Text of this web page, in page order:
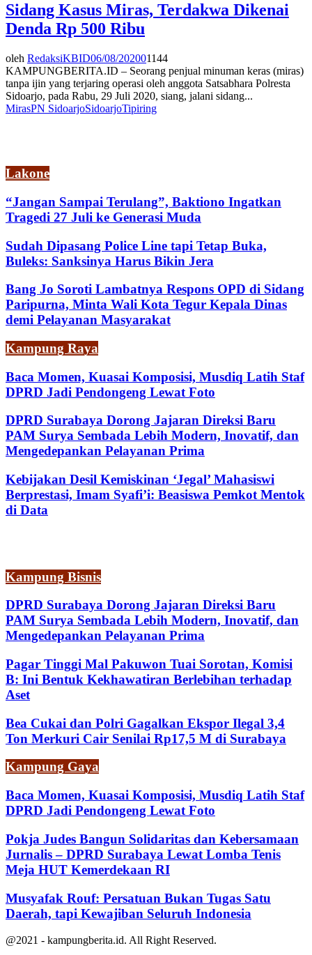
Sidang Kasus Miras, Terdakwa Dikenai
Denda Rp 500 Ribu
oleh RedaksiKBID06/08/202001144
KAMPUNGBERITA.ID – Seorang penjual minuman keras (miras)
tanpa ijin yang terjaring operasi oleh anggota Satsabhara Polresta
Sidoarjo, pada Rabu, 29 Juli 2020, siang, jalani sidang...
MirasPN SidoarjoSidoarjoTipiring
Lakone
“Jangan Sampai Terulang”, Baktiono Ingatkan
Tragedi 27 Juli ke Generasi Muda
Sudah Dipasang Police Line tapi Tetap Buka,
Buleks: Sanksinya Harus Bikin Jera
Bang Jo Soroti Lambatnya Respons OPD di Sidang
Paripurna, Minta Wali Kota Tegur Kepala Dinas
demi Pelayanan Masyarakat
Kampung Raya
Baca Momen, Kuasai Komposisi, Musdiq Latih Staf
DPRD Jadi Pendongeng Lewat Foto
DPRD Surabaya Dorong Jajaran Direksi Baru
PAM Surya Sembada Lebih Modern, Inovatif, dan
Mengedepankan Pelayanan Prima
Kebijakan Desil Kemiskinan ‘Jegal’ Mahasiswi
Berprestasi, Imam Syafi’i: Beasiswa Pemkot Mentok
di Data
Kampung Bisnis
DPRD Surabaya Dorong Jajaran Direksi Baru
PAM Surya Sembada Lebih Modern, Inovatif, dan
Mengedepankan Pelayanan Prima
Pagar Tinggi Mal Pakuwon Tuai Sorotan, Komisi
B: Ini Bentuk Kekhawatiran Berlebihan terhadap
Aset
Bea Cukai dan Polri Gagalkan Ekspor Ilegal 3,4
Ton Merkuri Cair Senilai Rp17,5 M di Surabaya
Kampung Gaya
Baca Momen, Kuasai Komposisi, Musdiq Latih Staf
DPRD Jadi Pendongeng Lewat Foto
Pokja Judes Bangun Solidaritas dan Kebersamaan
Jurnalis – DPRD Surabaya Lewat Lomba Tenis
Meja HUT Kemerdekaan RI
Musyafak Rouf: Persatuan Bukan Tugas Satu
Daerah, tapi Kewajiban Seluruh Indonesia
@2021 - kampungberita.id. All Right Reserved.